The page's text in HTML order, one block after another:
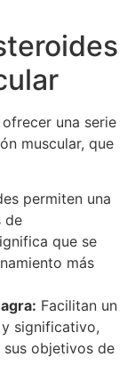
una serie
muscular, que
permiten una
de
que se
más
Facilitan un
significativo,
objetivos de